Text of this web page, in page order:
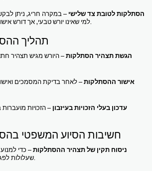
הסתלקות לטובת צד שלישי – במקרה חריג, ניתן
למי שאינו יורש טבעי, אך דורש אישור משפטי מתאים.
תהליך
הגשת תצהיר הסתלקות– היורש מגיש תצהיר
אישור ההסתלקות– לאחר בדיקת המסמכים
עדכון בעלי הזכויות בעיזבון – הזכויות
חשיבות הסיוע המשפטי
ניסוח תקין של תצהיר ההסתלקות– כדי
שעלולות לפגוע בתוקף ההליך.